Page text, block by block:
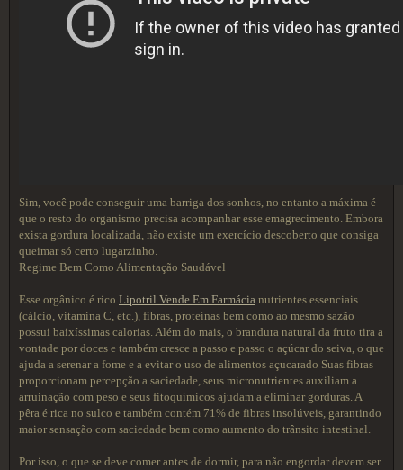
Sim, você pode conseguir uma barriga dos sonhos, no entanto a máxima é
que o resto do organismo precisa acompanhar esse emagrecimento. Embora
exista gordura localizada, não existe um exercício descoberto que consiga
queimar só certo lugarzinho.
Regime Bem Como Alimentação Saudável
Esse orgânico é rico Lipotril Vende Em Farmácia nutrientes essenciais
(cálcio, vitamina C, etc.), fibras, proteínas bem como ao mesmo sazão
possui baixíssimas calorias. Além do mais, o brandura natural da fruto tira a
vontade por doces e também cresce a passo e passo o açúcar do seiva, o que
ajuda a serenar a fome e a evitar o uso de alimentos açucarado Suas fibras
proporcionam percepção a saciedade, seus micronutrientes auxiliam a
arruinação com peso e seus fitoquímicos ajudam a eliminar gorduras. A
pêra é rica no sulco e também contém 71% de fibras insolúveis, garantindo
maior sensação com saciedade bem como aumento do trânsito intestinal.
Por isso, o que se deve comer antes de dormir, para não engordar devem ser